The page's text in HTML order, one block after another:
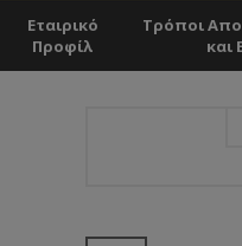
Εταιρικό
Προφίλ
Τρόποι
και